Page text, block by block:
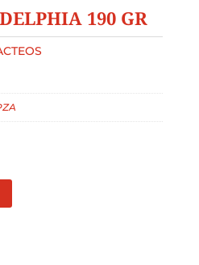
190 GR